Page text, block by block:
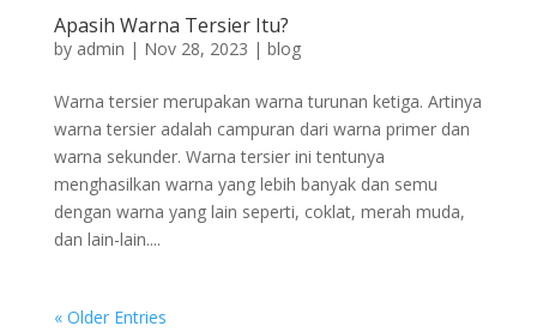
Apasih Warna Tersier Itu?
by admin | Nov 28, 2023 | blog
Warna tersier merupakan warna turunan ketiga. Artinya
warna tersier adalah campuran dari warna primer dan
warna sekunder. Warna tersier ini tentunya
menghasilkan warna yang lebih banyak dan semu
dengan warna yang lain seperti, coklat, merah muda,
dan lain-lain....
« Older Entries